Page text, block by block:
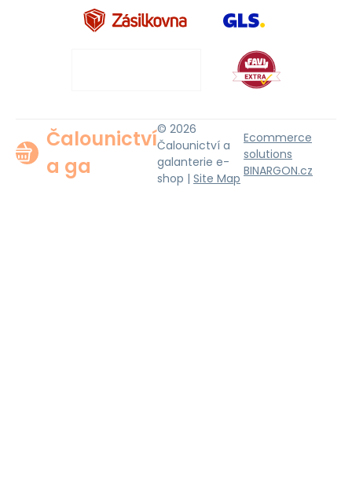
Čalounictví
a ga
© 2026
Čalounictví a
galanterie e-
shop | Site Map
Ecommerce
solutions
BINARGON.cz